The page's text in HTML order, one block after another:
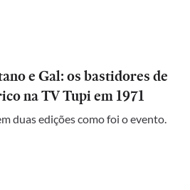
e Gal: os bastidores de
na TV Tupi em 1971
duas edições como foi o evento.